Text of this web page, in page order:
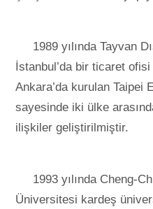
1989 yılında Tayvan
İstanbul’da bir ticaret
Ankara’da kurulan Taipei
sayesinde iki ülke
ilişkiler geliştirilmiştir.
1993 yılında Cheng-
Üniversitesi kardeş